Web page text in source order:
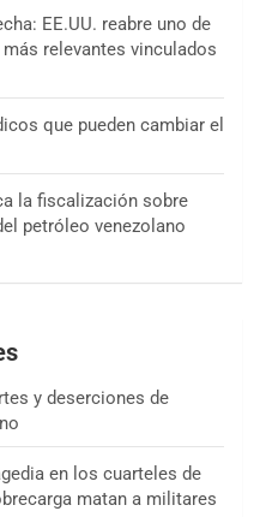
EE.UU. reabre uno de
relevantes vinculados
que pueden cambiar el
la fiscalización sobre
petróleo venezolano
y deserciones de
en los cuarteles de
matan a militares